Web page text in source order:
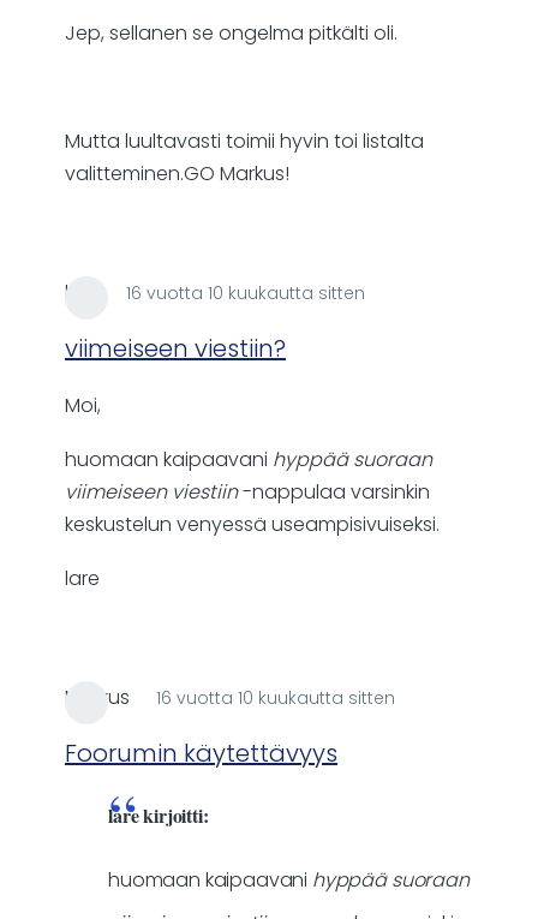
by
Jep, sellanen se ongelma pitkälti oli.
Mutta luultavasti toimii hyvin toi listalta
valitteminen.GO Markus!
lare 16 vuotta 10 kuukautta sitten
se
ongelma
by
viimeiseen viestiin?
Moi,
huomaan kaipaavani hyppää suoraan
viimeiseen viestiin-nappulaa varsinkin
keskustelun venyessä useampisivuiseksi.
lare
Markus 16 vuotta 10 kuukautta sitten
by
lare
Foorumin käytettävyys
lare kirjoitti:
huomaan kaipaavani hyppää suoraan